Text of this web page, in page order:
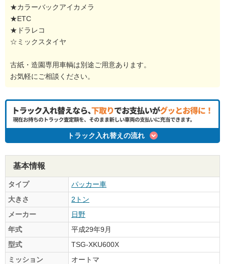
★カラーバックアイカメラ
★ETC
★ドラレコ
☆ミックスタイヤ
古紙・造園専用車輌は別途ご用意あります。
お気軽にご相談ください。
トラック入れ替えの流れ
基本情報
タイプ
パッカー車
大きさ
2トン
メーカー
日野
年式
平成29年9月
型式
TSG-XKU600X
ミッション
オートマ